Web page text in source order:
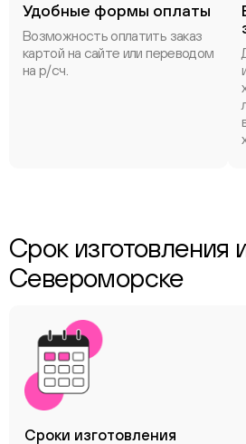
Удобные формы оплаты
Возможность оплатить заказ
картой на сайте или переводом
на р/сч.
Срок изготовления
Североморске
Сроки изготовления